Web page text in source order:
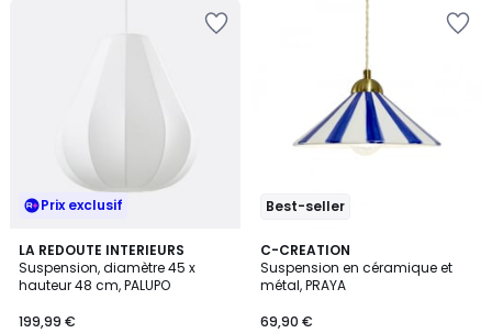
Prix exclusif
LA REDOUTE INTERIEURS
Suspension, diamètre 45 x
hauteur 48 cm, PALUPO
199,99 €
Best-seller
C-CREATION
Suspension en céramique et
métal, PRAYA
69,90 €
5
/
5
3
Couleurs